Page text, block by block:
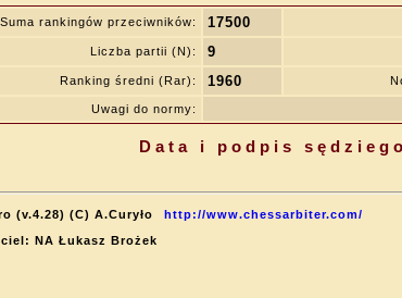
Suma rankingów przeciwników: 17500
Liczba partii (N): 9
Ranking średni (Rar): 1960
Uwagi do normy:
Data i podpis
(v.4.28) (C) A.Curyło
http://www.chessarbiter.com/
NA Łukasz Brożek